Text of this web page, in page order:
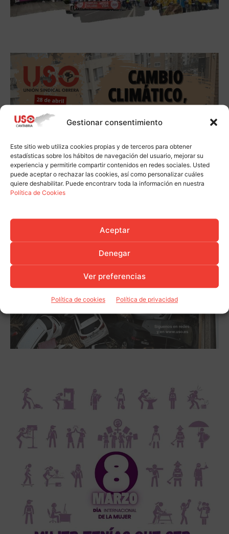
Gestionar consentimiento
Este sitio web utiliza cookies propias y de terceros para obtener
estadísticas sobre los hábitos de navegación del usuario, mejorar su
experiencia y permitirle compartir contenidos en redes sociales. Usted
puede aceptar o rechazar las cookies, así como personalizar cuáles
quiere deshabilitar. Puede encontrarv toda la información en nuestra
Política de Cookies
Aceptar
Denegar
Ver preferencias
Política de cookies Política de privacidad